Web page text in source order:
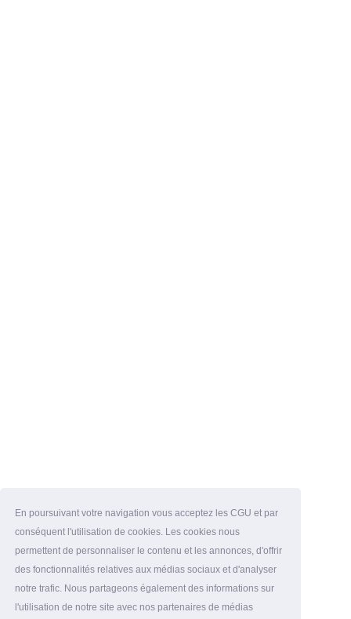
En poursuivant votre navigation vous acceptez les CGU et par
conséquent l'utilisation de cookies. Les cookies nous
permettent de personnaliser le contenu et les annonces, d'offrir
des fonctionnalités relatives aux médias sociaux et d'analyser
notre trafic. Nous partageons également des informations sur
l'utilisation de notre site avec nos partenaires de médias